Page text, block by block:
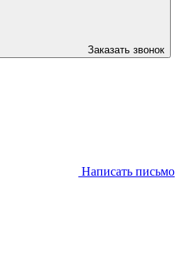
Заказать звонок
Написать письмо